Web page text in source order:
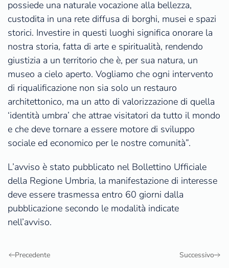
possiede una naturale vocazione alla bellezza,
custodita in una rete diffusa di borghi, musei e spazi
storici. Investire in questi luoghi significa onorare la
nostra storia, fatta di arte e spiritualità, rendendo
giustizia a un territorio che è, per sua natura, un
museo a cielo aperto. Vogliamo che ogni intervento
di riqualificazione non sia solo un restauro
architettonico, ma un atto di valorizzazione di quella
‘identità umbra’ che attrae visitatori da tutto il mondo
e che deve tornare a essere motore di sviluppo
sociale ed economico per le nostre comunità”.
L’avviso è stato pubblicato nel Bollettino Ufficiale
della Regione Umbria, la manifestazione di interesse
deve essere trasmessa entro 60 giorni dalla
pubblicazione secondo le modalità indicate
nell’avviso.
Precedente Successivo